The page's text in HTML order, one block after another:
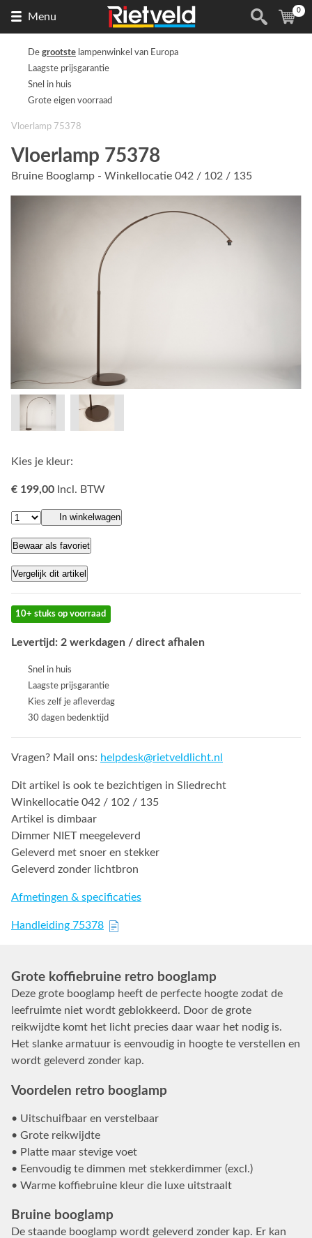
Menu
de
(
0
De grootste lampenwinkel van Europa
Laagste prijsgarantie
Snel in huis
Grote eigen voorraad
Vloerlamp 75378
Vloerlamp 75378
Bruine Booglamp - Winkellocatie 042 / 102 / 135
Kies je kleur:
€ 199,00 Incl. BTW
In winkelwagen
Bewaar als favoriet
Vergelijk dit artikel
10+ stuks op voorraad
Levertijd: 2 werkdagen / direct afhalen
Snel in huis
Laagste prijsgarantie
Kies zelf je afleverdag
30 dagen bedenktijd
Vragen? Mail ons: helpdesk@rietveldlicht.nl
Dit artikel is ook te bezichtigen in Sliedrecht
Winkellocatie 042 / 102 / 135
Artikel is dimbaar
Dimmer NIET meegeleverd
Geleverd met snoer en stekker
Geleverd zonder lichtbron
Afmetingen & specificaties
Handleiding 75378
Grote koffiebruine retro booglamp
Deze grote booglamp heeft de perfecte hoogte zodat de
leefruimte niet wordt geblokkeerd. Door de grote
reikwijdte komt het licht precies daar waar het nodig is.
Het slanke armatuur is eenvoudig in hoogte te verstellen en
wordt geleverd zonder kap.
Voordelen retro booglamp
• Uitschuifbaar en verstelbaar
• Grote reikwijdte
• Platte maar stevige voet
• Eenvoudig te dimmen met stekkerdimmer (excl.)
• Warme koffiebruine kleur die luxe uitstraalt
Bruine booglamp
De staande booglamp wordt geleverd zonder kap. Er kan